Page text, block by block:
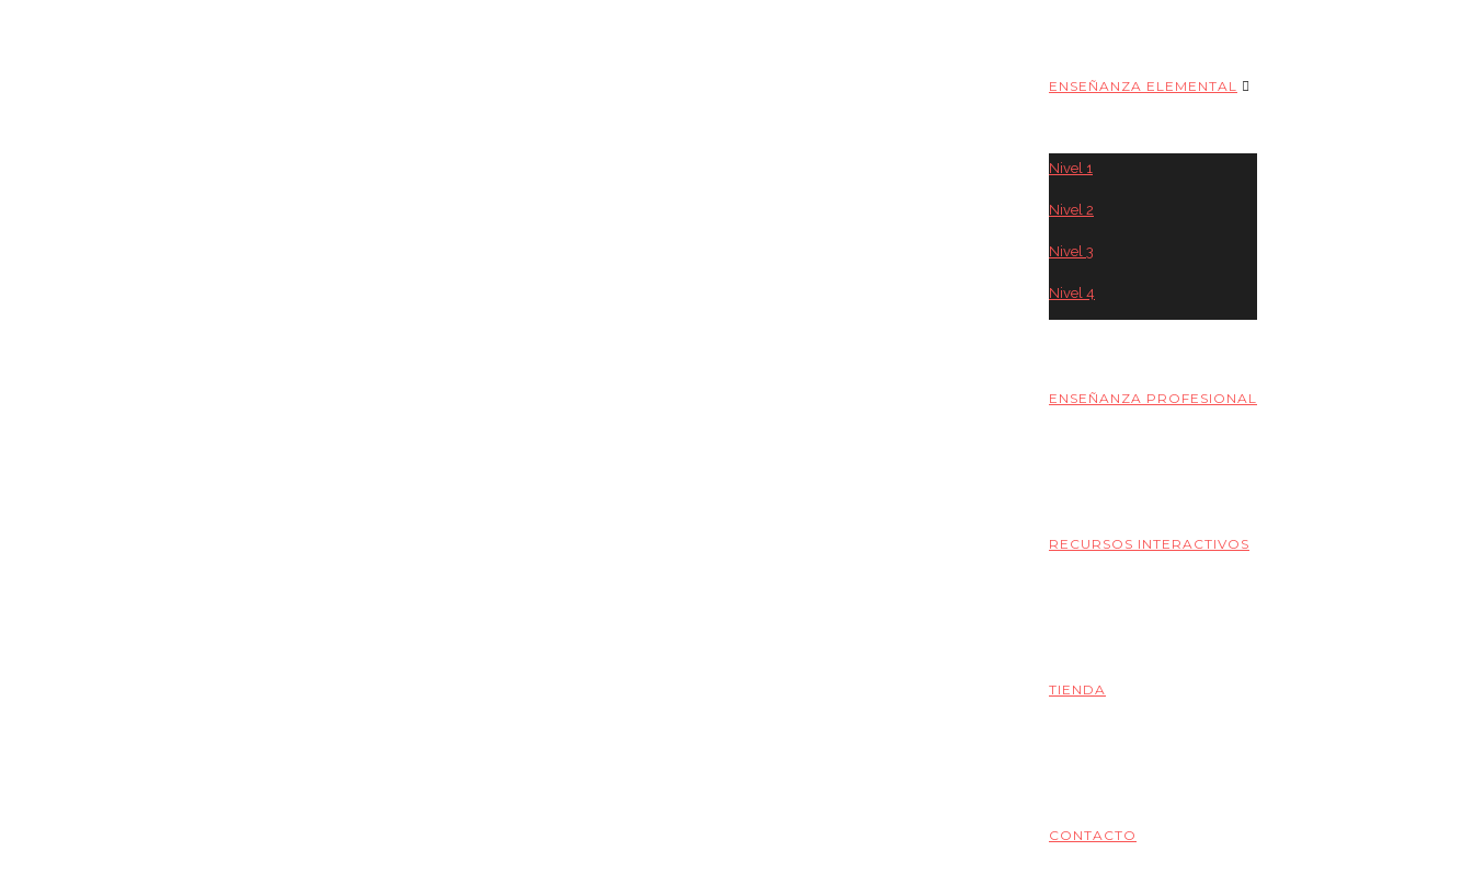
ENSEÑANZA ELEMENTAL
Nivel 1
Nivel 2
Nivel 3
Nivel 4
ENSEÑANZA PROFESIONAL
RECURSOS INTERACTIVOS
TIENDA
CONTACTO